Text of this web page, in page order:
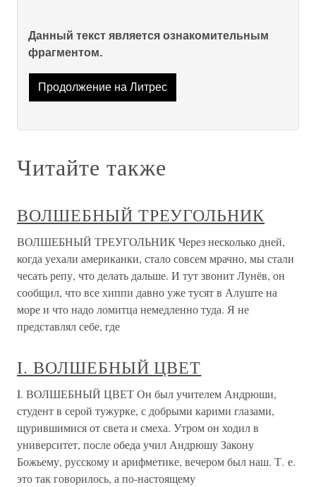
Данный текст является ознакомительным
фрагментом.
Продолжение на Литрес
Читайте также
ВОЛШЕБНЫЙ ТРЕУГОЛЬНИК
ВОЛШЕБНЫЙ ТРЕУГОЛЬНИК Через несколько дней,
когда уехали американки, ста­ло совсем мрачно, мы стали
чесать репу, что делать дальше. И тут звонит Лунёв, он
сообщил, что все хиппи давно уже тусят в Алуште на
море и что надо ломитца немедленно туда. Я не
представлял себе, где
I. ВОЛШЕБНЫЙ ЦВЕТ
I. ВОЛШЕБНЫЙ ЦВЕТ Он был учителем Андрюши,
студент в серой тужурке, с добрыми карими глазами,
щурившимися от света и смеха. Утром он ходил в
университет, после обеда учил Андрюшу Закону
Божьему, русскому и арифметике, вечером был наш. Т. е.
это так говорилось, а по-настоящему